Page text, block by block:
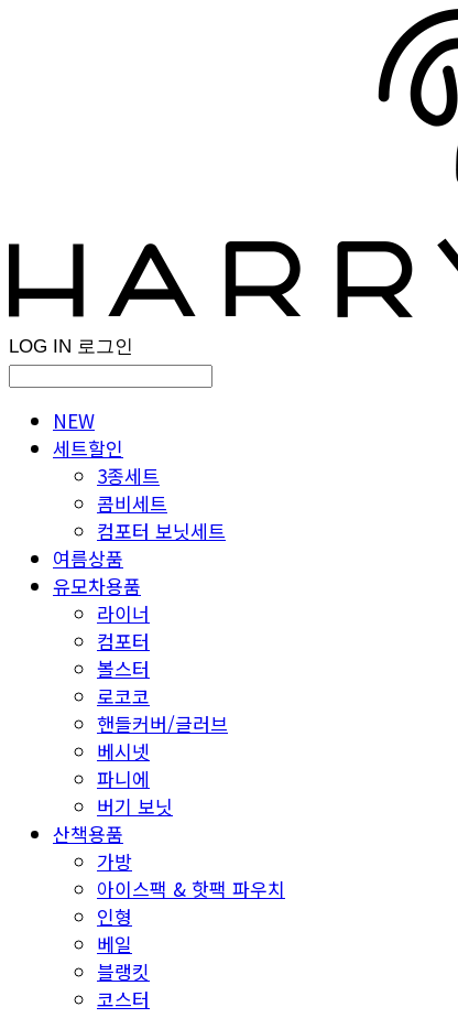
LOG IN 로그인
NEW
세트할인
3종세트
콤비세트
컴포터 보닛세트
여름상품
유모차용품
라이너
컴포터
볼스터
로코코
핸들커버/글러브
베시넷
파니에
버기 보닛
산책용품
가방
아이스팩 & 핫팩 파우치
인형
베일
블랭킷
코스터